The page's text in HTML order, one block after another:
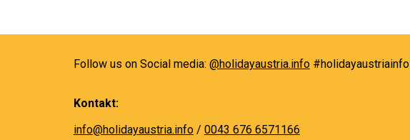
Follow us on Social media: @holidayaustria.info#holidayaustriainfo
Kontakt:
info@holidayaustria.info/ 0043 676 6571166